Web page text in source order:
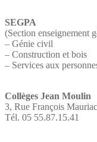
SEGPA
(Section enseignement
– Génie civil
– Construction et bois
– Services aux
Collèges Jean Moulin
3, Rue François Mauriac
Tél. 05 55.87.15.41